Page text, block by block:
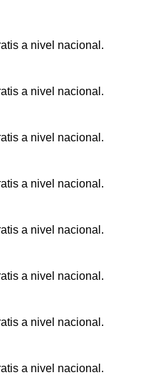
a nivel nacional.
a nivel nacional.
a nivel nacional.
a nivel nacional.
a nivel nacional.
a nivel nacional.
a nivel nacional.
a nivel nacional.